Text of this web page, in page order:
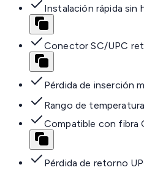
Instalación rápida sin
Conector SC/UPC
Pérdida de inserción
Rango de
Compatible con fibra
Pérdida de retorno